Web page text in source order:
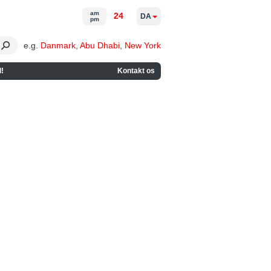
e.g. Danmark Abu Dhabi New York
Kontakt os
am
pm
24 DA